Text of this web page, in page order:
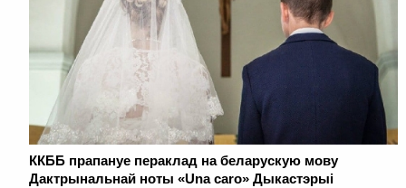
ККББ прапануе пераклад на беларускую мову
Дактрынальнай ноты «Una caro» Дыкастэрыі